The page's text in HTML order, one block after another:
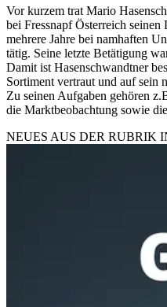
Vor kurzem trat Mario
bei Fressnapf Österreich
mehrere Jahre bei namhaften
tätig. Seine letzte Betätigung
Damit ist Hasenschwandtner
Sortiment vertraut und auf sein
Zu seinen Aufgaben gehören
die Marktbeobachtung sowie
NEUES AUS DER RUBRIK